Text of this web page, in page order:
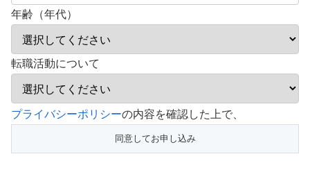
年齢（年代）
転職活動について
こ
フ
プライバシーポリシーの内容を確認した上で、